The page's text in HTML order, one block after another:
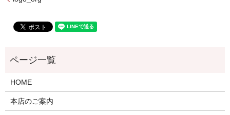
HOME
本店のご案内